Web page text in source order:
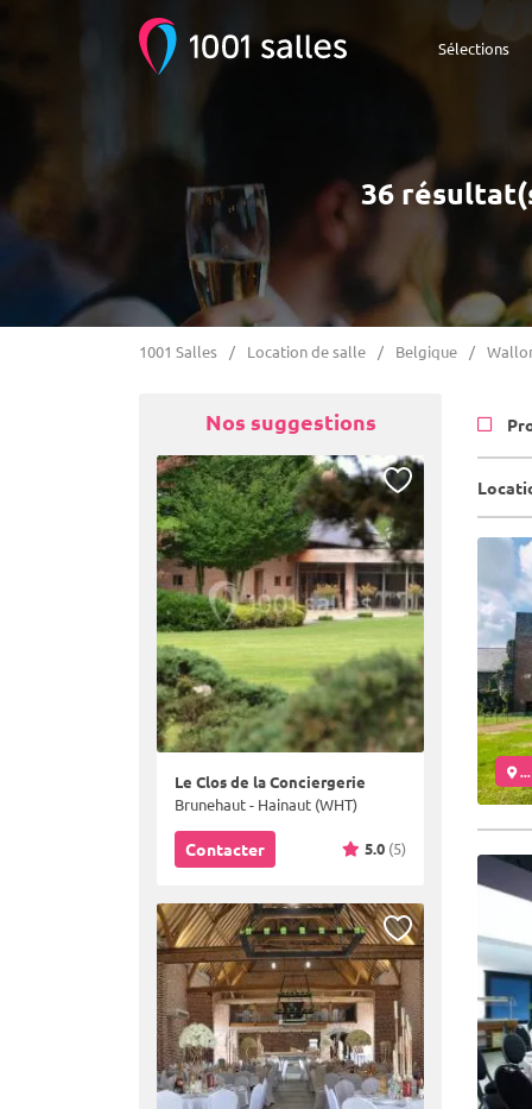
Sélections
36
1001 Salles Location de salle Belgique
Nos suggestions
Le Clos de la Conciergerie
Brunehaut - Hainaut (WHT)
Contacter 5.0 (5)
...